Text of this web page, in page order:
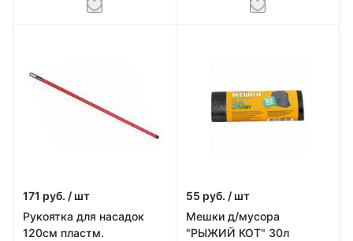
171 руб. / шт
Рукоятка для насадок
120см пластм.
55 руб. / шт
Мешки д/мусора
"РЫЖИЙ КОТ" 30л